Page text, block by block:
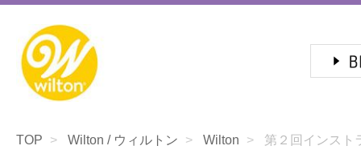
TOP Wilton / ウィルトン Wilton 第２回インスト